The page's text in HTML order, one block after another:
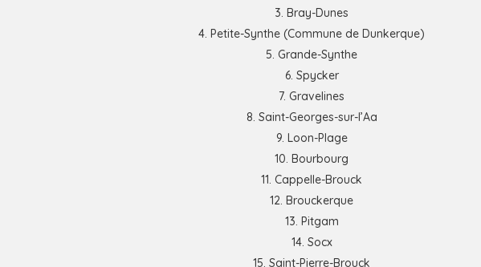
Bray-Dunes
Petite-Synthe (Commune de Dunkerque)
Grande-Synthe
Spycker
Gravelines
Saint-Georges-sur-l’Aa
Loon-Plage
Bourbourg
Cappelle-Brouck
Brouckerque
Pitgam
Socx
Saint-Pierre-Brouck